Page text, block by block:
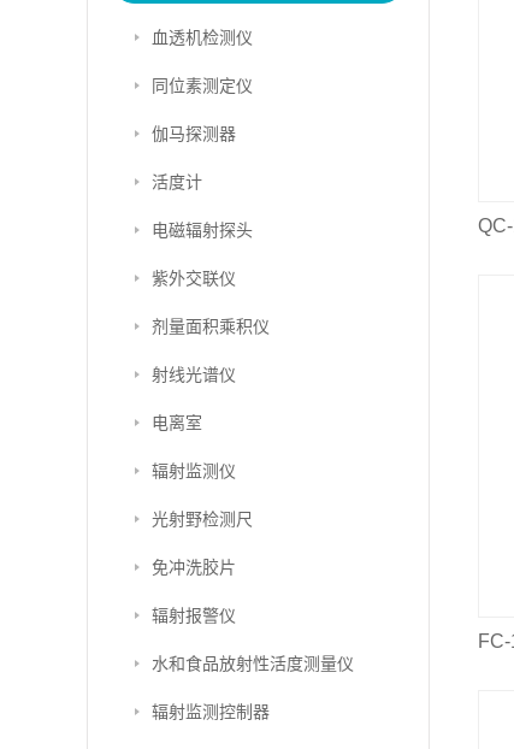
血透机检测仪
同位素测定仪
伽马探测器
活度计
电磁辐射探头
紫外交联仪
剂量面积乘积仪
射线光谱仪
电离室
辐射监测仪
光射野检测尺
免冲洗胶片
辐射报警仪
水和食品放射性活度测量仪
辐射监测控制器